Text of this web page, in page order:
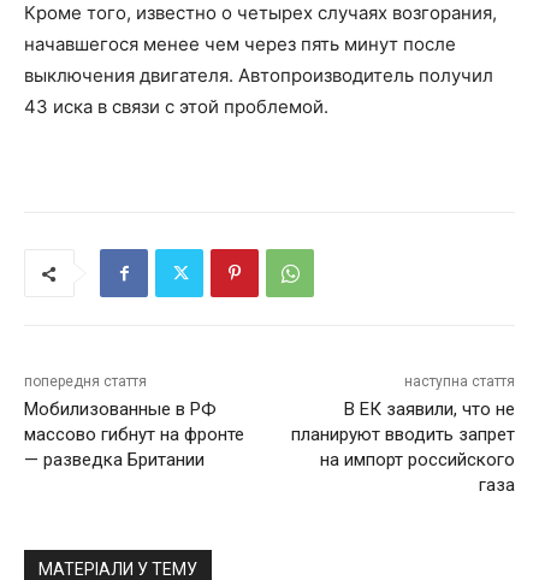
Кроме того, известно о четырех случаях возгорания,
начавшегося менее чем через пять минут после
выключения двигателя. Автопроизводитель получил
43 иска в связи с этой проблемой.
попередня стаття
Мобилизованные в РФ
массово гибнут на фронте
— разведка Британии
наступна стаття
В ЕК заявили, что не
планируют вводить запрет
на импорт российского
газа
МАТЕРІАЛИ У ТЕМУ